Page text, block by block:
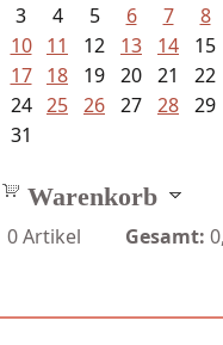
3
4 5 6 7 8
10
11 12 13 14 15
17
18 19 20 21 22
24 25 26 27 28 29
31
Warenkorb
0Artikel Gesamt: